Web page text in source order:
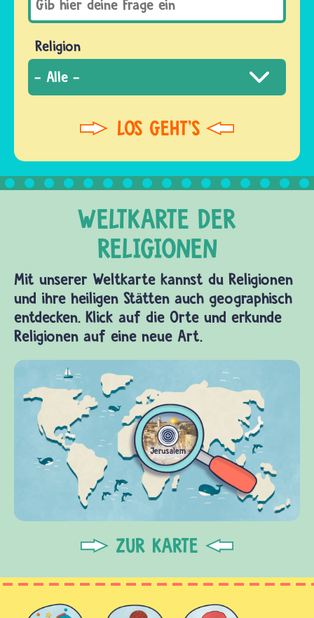
Religion
Mit unserer Weltkarte kannst du Religionen
und ihre heiligen Stätten auch geographisch
entdecken. Klick auf die Orte und erkunde
Religionen auf eine neue Art.
ZUR KARTE